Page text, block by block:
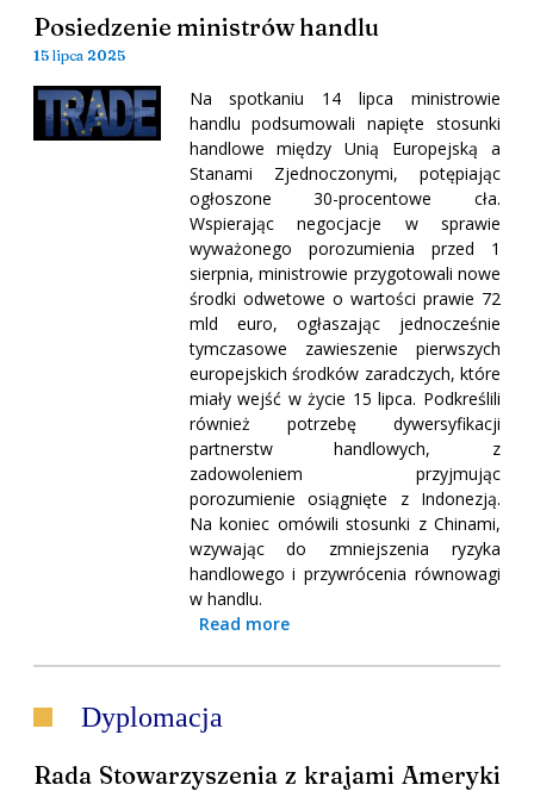
Posiedzenie ministrów handlu
15 lipca 2025
Na spotkaniu 14 lipca ministrowie
handlu podsumowali napięte stosunki
handlowe między Unią Europejską a
Stanami Zjednoczonymi, potępiając
ogłoszone 30-procentowe cła.
Wspierając negocjacje w sprawie
wyważonego porozumienia przed 1
sierpnia, ministrowie przygotowali nowe
środki odwetowe o wartości prawie 72
mld euro, ogłaszając jednocześnie
tymczasowe zawieszenie pierwszych
europejskich środków zaradczych, które
miały wejść w życie 15 lipca. Podkreślili
również potrzebę dywersyfikacji
partnerstw handlowych, z
zadowoleniem przyjmując
porozumienie osiągnięte z Indonezją.
Na koniec omówili stosunki z Chinami,
wzywając do zmniejszenia ryzyka
handlowego i przywrócenia równowagi
w handlu.
Read more
Dyplomacja
Rada Stowarzyszenia z krajami Ameryki